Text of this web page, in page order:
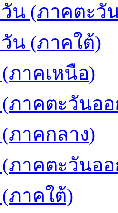
น (ภาคตะวั
น (ภาคใต้)
ภาคเหนือ)
ภาคตะวันออ
ภาคกลาง)
(ภาคตะวันอ
ภาคใต้)